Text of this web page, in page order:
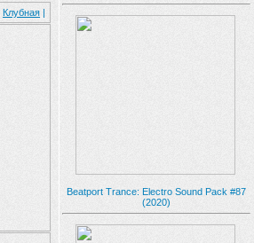
Beatport Trance: Electro Sound Pack #87
(2020)
Клубная |